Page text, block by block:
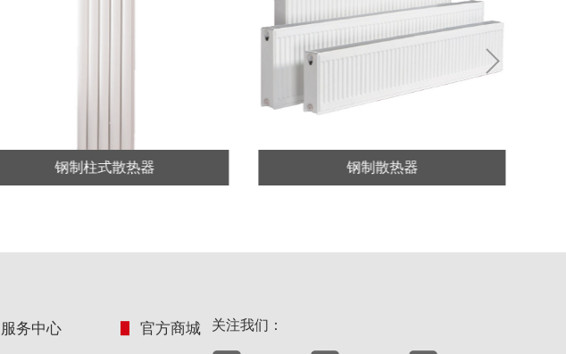
钢制柱式散热器 钢制散热器
服务中心 官方商城 关注我们：